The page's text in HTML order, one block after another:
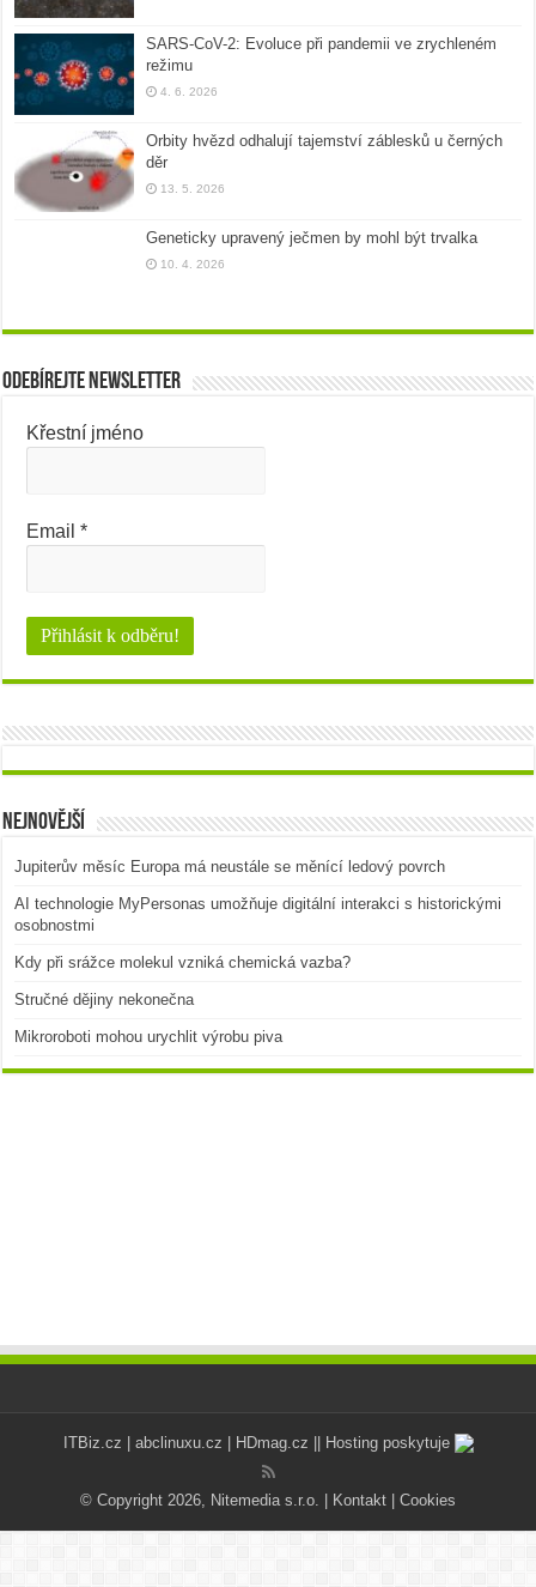
SARS-CoV-2: Evoluce při pandemii ve zrychleném
režimu
4. 6. 2026
Orbity hvězd odhalují tajemství záblesků u černých
děr
13. 5. 2026
Geneticky upravený ječmen by mohl být trvalka
10. 4. 2026
Odebírejte newsletter
Křestní jméno
Email*
Nejnovější
Jupiterův měsíc Europa má neustále se měnící ledový povrch
AI technologie MyPersonas umožňuje digitální interakci s historickými
osobnostmi
Kdy při srážce molekul vzniká chemická vazba?
Stručné dějiny nekonečna
Mikroroboti mohou urychlit výrobu piva
ITBiz.cz | abclinuxu.cz | HDmag.cz || Hosting poskytuje
© Copyright 2026, Nitemedia s.r.o. | Kontakt | Cookies